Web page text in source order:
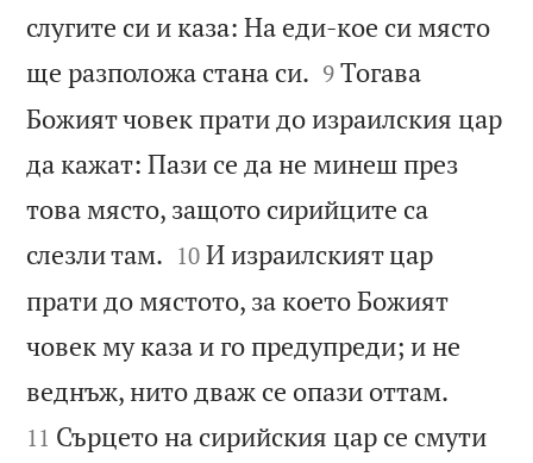
слугите си и каза: На еди-кое си място
ще разположа стана си. 

9 Тогава
Божият човек прати до израилския цар
да кажат: Пази се да не минеш през
това място, защото сирийците са
слезли там. 

10 И израилският цар
прати до мястото, за което Божият
човек му каза и го предупреди; и не
веднъж, нито дваж се опази оттам.
11 Сърцето на сирийския цар се смути